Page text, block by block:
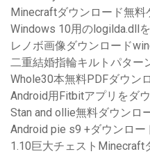
Minecraftダウンロード無料
Windows 10用のlogilda.dll
レノボ画像ダウンロード
二重結婚指輪キルトパター
Whole30本無料PDFダウン
Android用Fitbitアプリをダ
Stan and ollie無料ダウンロ
Android pie s9 +ダウンロー
1.10巨大チェストMinecraft